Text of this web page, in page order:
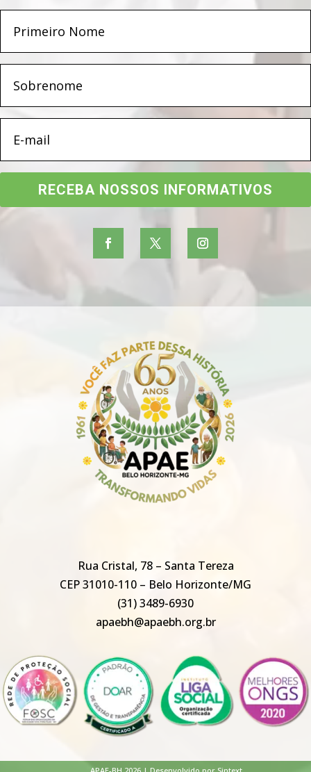
RECEBA NOSSOS INFORMATIVOS
Rua Cristal, 78 – Santa Tereza
CEP 31010-110 – Belo Horizonte/MG
(31) 3489-6930
apaebh@apaebh.org.br